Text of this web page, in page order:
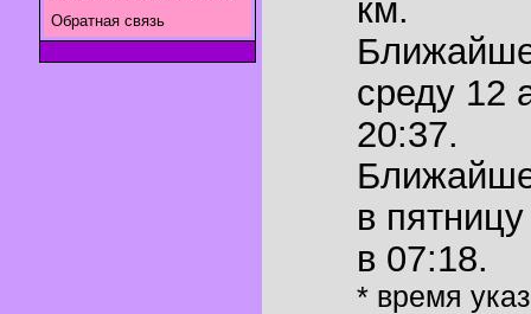
Обратная связь
км.
среду 12
20:37.
в
в 07:18.
* время